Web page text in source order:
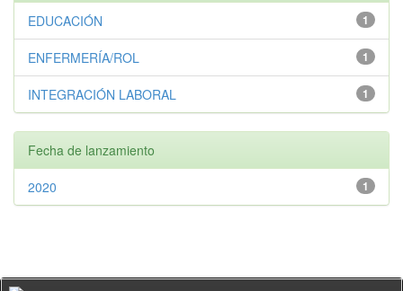
1
EDUCACIÓN
1
ENFERMERÍA/ROL
1
INTEGRACIÓN LABORAL
Fecha de lanzamiento
1
2020